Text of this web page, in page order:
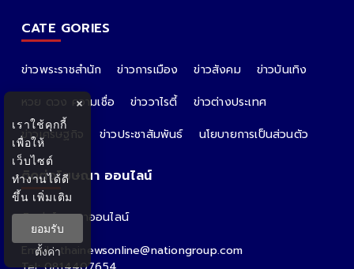
CATE GORIES
ข่าวพระราชสำนัก ข่าวการเมือง ข่าวสังคม
ข่าวบันเทิง
หวย ดวง ความเชื่อ
ข่าววาไรตี้
ข่าวต่างประเทศ
ข่าวเศรษฐกิจ
ข่าวประชาสัมพันธ์ นโยบายการเป็นส่วนตัว
ติดต่อโฆษณา ออนไลน์
ติดต่อโฆษณาออนไลน์
คุณอ้อ
Email : thainewsonline@nationgroup.com
×
เราใช้คุกกี้
เพื่อให้
เว็บไซต์
ทำงานได้ดี
ขึ้น เพิ่มเติม
ยอมรับ
ตั้งค่า